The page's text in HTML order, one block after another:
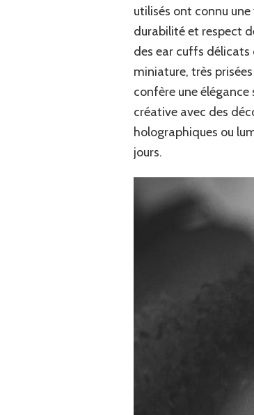
utilisés ont connu
durabilité et respect
des ear cuffs délicats
miniature, très
confère une élégance
créative avec des
holographiques ou
jours.